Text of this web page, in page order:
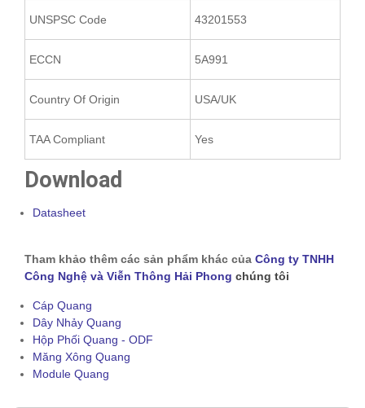
UNSPSC Code 43201553
ECCN 5A991
Country Of Origin USA/UK
TAA Compliant Yes
Download
Datasheet
Tham khảo thêm các sản phẩm khác của Công ty TNHH
Công Nghệ và Viễn Thông Hải Phong chúng tôi
Cáp Quang
Dây Nhảy Quang
Hộp Phối Quang - ODF
Măng Xông Quang
Module Quang